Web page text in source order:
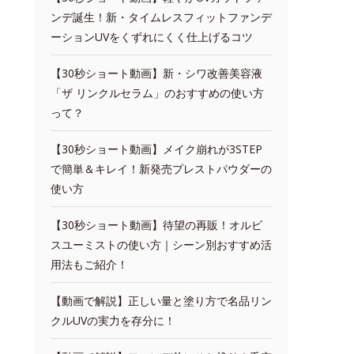
ンデ誕生！新・タイムレスフィットファンデ
ーションUVをくずれにくく仕上げるコツ
【30秒ショート動画】新・シワ改善美容液
「ザ リンクルセラム」のおすすめの使い方
って？
【30秒ショート動画】メイク崩れが3STEP
で簡単＆キレイ！新発売プレストパウダーの
使い方
【30秒ショート動画】待望の再販！オルビ
スユーミストの使い方｜シーン別おすすめ活
用法もご紹介！
【動画で解説】正しい量と塗り方で名品リン
クルUVの実力を存分に！